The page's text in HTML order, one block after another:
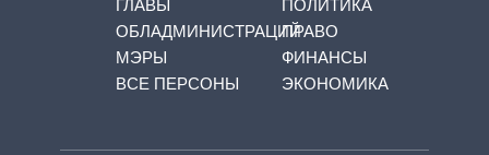
ГЛАВЫ
ОБЛАДМИНИСТРАЦИЙ
МЭРЫ
ВСЕ ПЕРСОНЫ
ПОЛИТИКА
ПРАВО
ФИНАНСЫ
ЭКОНОМИКА